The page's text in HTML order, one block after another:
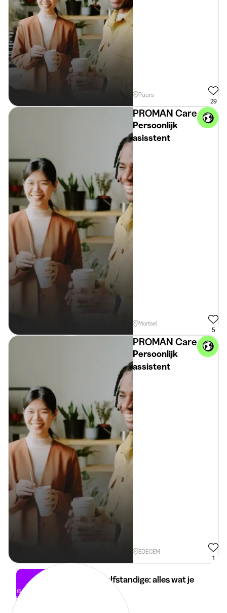
Puurs
29
PROMAN Care
Persoonlijk
asisstent
Mortsel
5
PROMAN Care
Persoonlijk
assistent
EDEGEM
1
Student-zelfstandige: alles wat je
3 min